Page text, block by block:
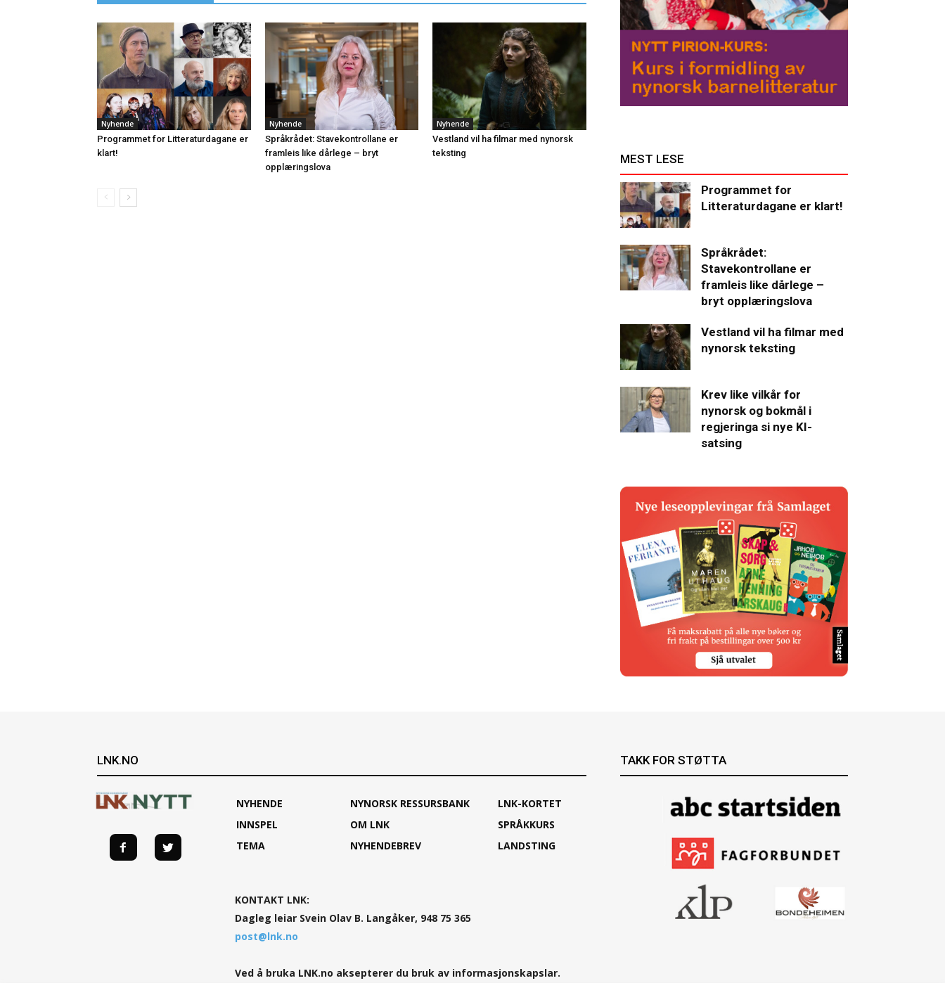
Nyhende
Programmet for Litteraturdagane er
klart!
Nyhende
Språkrådet: Stavekontrollane er
framleis like dårlege – bryt
opplæringslova
Nyhende
Vestland vil ha filmar med nynorsk
teksting
MEST LESE
Programmet for
Litteraturdagane er klart!
Språkrådet:
Stavekontrollane er
framleis like dårlege –
bryt opplæringslova
Vestland vil ha filmar med
nynorsk teksting
Krev like vilkår for
nynorsk og bokmål i
regjeringa si nye KI-
satsing
LNK.NO
NYHENDE
INNSPEL
TEMA
NYNORSK RESSURSBANK
OM LNK
NYHENDEBREV
LNK-KORTET
SPRÅKKURS
LANDSTING
KONTAKT LNK:
Dagleg leiar Svein Olav B. Langåker, 948 75 365
post@lnk.no
Ved å bruka LNK.no aksepterer du bruk av informasjonskapslar.
TAKK FOR STØTTA